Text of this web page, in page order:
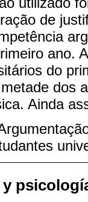
de
ano.
do
dos
Ainda